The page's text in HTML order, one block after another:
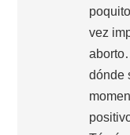
vez
dónde